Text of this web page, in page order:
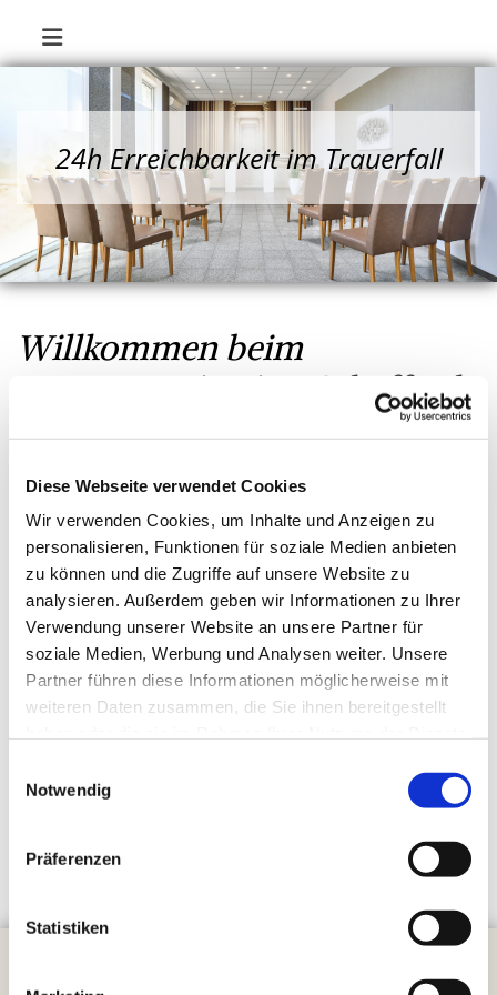
Diese Webseite verwendet Cookies
Wir verwenden Cookies, um Inhalte und Anzeigen zu
personalisieren, Funktionen für soziale Medien anbieten
zu können und die Zugriffe auf unsere Website zu
analysieren. Außerdem geben wir Informationen zu Ihrer
Verwendung unserer Website an unsere Partner für
soziale Medien, Werbung und Analysen weiter. Unsere
Partner führen diese Informationen möglicherweise mit
weiteren Daten zusammen, die Sie ihnen bereitgestellt
Notwendig
Präferenzen
Statistiken
24h Erreichbarkeit im Trauerfall
Willkommen beim
Bestattungsinstitut Schaffrath
Familienunternehmen in der dritten Generation. Wir
haben es uns zur Aufgabe gemacht Menschen im
Trauerfall so einfühlsam wie möglich zu begleiten.
Neben den fachkundigen Umgang mit den
Angehörigen sind wir auch in handwerklichen und
organisatorischen Aufgaben Ihr kompetenter Partner
im Trauerfall.